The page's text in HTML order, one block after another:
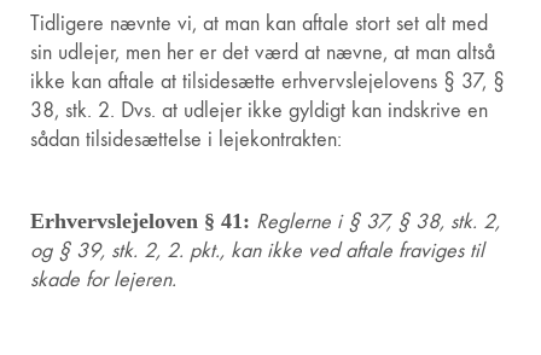
Tidligere nævnte vi, at man kan aftale stort set alt med
sin udlejer, men her er det værd at nævne, at man altså
ikke kan aftale at tilsidesætte erhvervslejelovens § 37, §
38, stk. 2. Dvs. at udlejer ikke gyldigt kan indskrive en
sådan tilsidesættelse i lejekontrakten:
Erhvervslejeloven § 41: Reglerne i § 37, § 38, stk. 2,
og § 39, stk. 2, 2. pkt., kan ikke ved aftale fraviges til
skade for lejeren.